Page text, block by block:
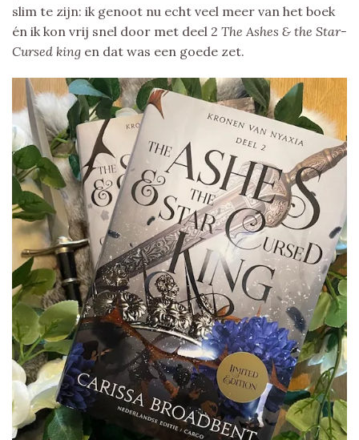
slim te zijn: ik genoot nu echt veel meer van het boek
én ik kon vrij snel door met deel 2 The Ashes & the Star-
Cursed king en dat was een goede zet.